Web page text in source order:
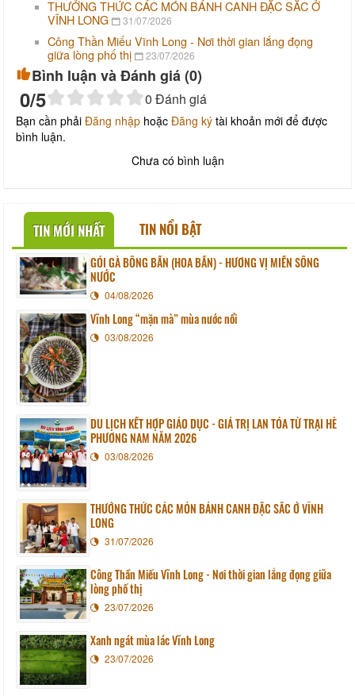
THƯỞNG THỨC CÁC MÓN BÁNH CANH ĐẶC SẮC Ở
VĨNH LONG
31/07/2026
Công Thần Miếu Vĩnh Long - Nơi thời gian lắng đọng
giữa lòng phố thị
23/07/2026
Bình luận và Đánh giá (0)
0/5 0 Đánh giá
Bạn cần phải Đăng nhập hoặc Đăng ký tài khoản mới để được
bình luận.
Chưa có bình luận
TIN MỚI NHẤT TIN NỔI BẬT
GỎI GÀ BÔNG BẦN (HOA BẦN) - HƯƠNG VỊ MIỀN SÔNG
NƯỚC
04/08/2026
Vĩnh Long “mặn mà” mùa nước nổi
03/08/2026
DU LỊCH KẾT HỢP GIÁO DỤC - GIÁ TRỊ LAN TỎA TỪ TRẠI HÈ
PHƯƠNG NAM NĂM 2026
03/08/2026
THƯỞNG THỨC CÁC MÓN BÁNH CANH ĐẶC SẮC Ở VĨNH
LONG
31/07/2026
Công Thần Miếu Vĩnh Long - Nơi thời gian lắng đọng giữa
lòng phố thị
23/07/2026
Xanh ngát mùa lác Vĩnh Long
23/07/2026